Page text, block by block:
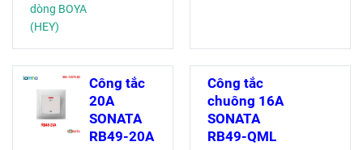
dòng BOYA
(HEY)
Công tắc
20A
SONATA
RB49-20A
Công tắc
chuông 16A
SONATA
RB49-QML